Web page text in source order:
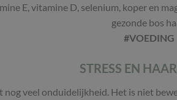
E, vitamine D, selenium, koper en
gezonde bos
#VOEDING
STRESS EN
nog veel onduidelijkheid. Het is niet